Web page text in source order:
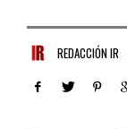
REDACCIÓN IR